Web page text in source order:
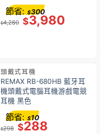
$4,280 $3,980
節省: $300
頭戴式耳機
REMAX RB-680HB 藍牙耳
機頭戴式電腦耳機游戲電競
耳機 黑色
$298 $288
節省: $10